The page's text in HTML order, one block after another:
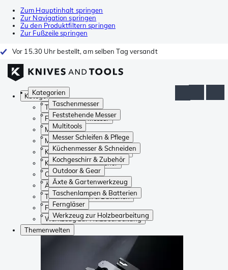
Zum Hauptinhalt springen
Zur Navigation springen
Zu den Produktfiltern springen
Zur Fußzeile springen
Vor 15.30 Uhr bestellt, am selben Tag versandt
Kategorien
Taschenmesser
Feststehende Messer
Multitools
Messer Schleifen & Pflege
Küchenmesser & Schneiden
Kochgeschirr & Zubehör
Outdoor & Gear
Äxte & Gartenwerkzeug
Taschenlampen & Batterien
Ferngläser
Werkzeug zur Holzbearbeitung
Kategorien
Taschenmesser
Feststehende Messer
Multitools
Messer Schleifen & Pflege
Küchenmesser & Schneiden
Kochgeschirr & Zubehör
Outdoor & Gear
Äxte & Gartenwerkzeug
Taschenlampen & Batterien
Ferngläser
Werkzeug zur Holzbearbeitung
Themenwelten